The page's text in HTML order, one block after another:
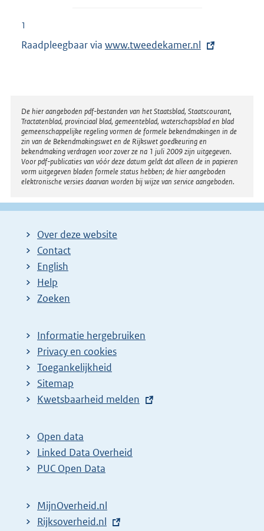
1
Raadpleegbaar via E
r
n
e
l
i
n
k
www.tweedekamer.nl
Disclaimer
De hier aangeboden pdf-bestanden van het Staatsblad, Staatscourant,
Tractatenblad, provinciaal blad, gemeenteblad, waterschapsblad en blad
gemeenschappelijke regeling vormen de formele bekendmakingen in de
zin van de Bekendmakingswet en de Rijkswet goedkeuring en
bekendmaking verdragen voor zover ze na 1 juli 2009 zijn uitgegeven.
Voor pdf-publicaties van vóór deze datum geldt dat alleen de in papieren
vorm uitgegeven bladen formele status hebben; de hier aangeboden
elektronische versies daarvan worden bij wijze van service aangeboden.
Over deze website
Contact
English
Help
Zoeken
Informatie hergebruiken
Privacy en cookies
Toegankelijkheid
Sitemap
E
t
e
r
l
i
Kwetsbaarheid melden
Open data
Linked Data Overheid
PUC Open Data
MijnOverheid.nl
E
Rijksoverheid.nl